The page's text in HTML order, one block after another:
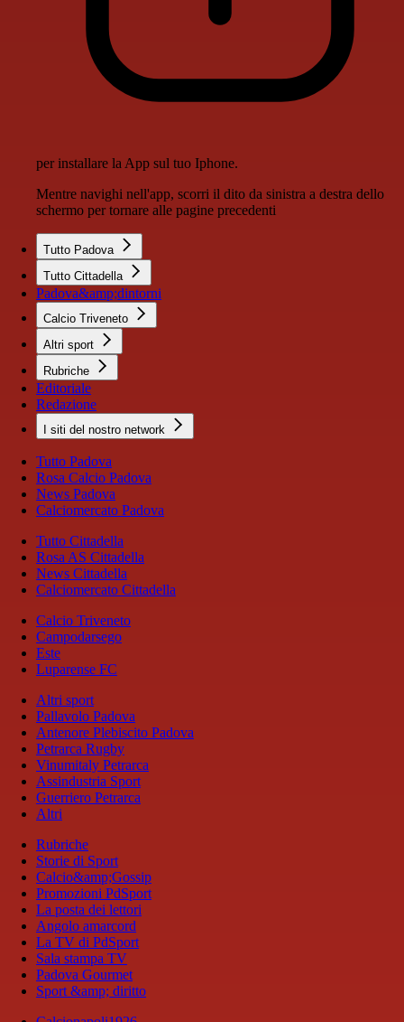
per installare la App sul tuo Iphone.
Mentre navighi nell'app, scorri il dito da sinistra a destra dello
schermo per tornare alle pagine precedenti
Tutto Padova
Tutto Cittadella
Padova&amp;dintorni
Calcio Triveneto
Altri sport
Rubriche
Editoriale
Redazione
I siti del nostro network
Tutto Padova
Rosa Calcio Padova
News Padova
Calciomercato Padova
Tutto Cittadella
Rosa AS Cittadella
News Cittadella
Calciomercato Cittadella
Calcio Triveneto
Campodarsego
Este
Luparense FC
Altri sport
Pallavolo Padova
Antenore Plebiscito Padova
Petrarca Rugby
Vinumitaly Petrarca
Assindustria Sport
Guerriero Petrarca
Altri
Rubriche
Storie di Sport
Calcio&amp;Gossip
Promozioni PdSport
La posta dei lettori
Angolo amarcord
La TV di PdSport
Sala stampa TV
Padova Gourmet
Sport &amp; diritto